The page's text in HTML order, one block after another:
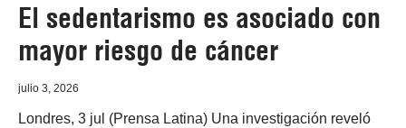
El sedentarismo es asociado con
mayor riesgo de cáncer
julio 3, 2026
Londres, 3 jul (Prensa Latina) Una investigación reveló